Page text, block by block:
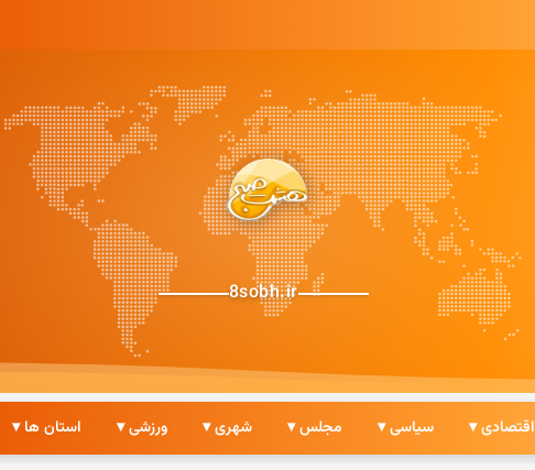
8sobh.ir
اقتصادی ▾ سیاسی ▾ مجلس ▾ شهری ▾ ورزشی ▾ استان ها ▾